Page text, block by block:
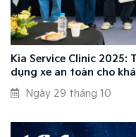
Kia Service Clinic 2025:
dụng xe an toàn cho
Ngày 29 tháng 10